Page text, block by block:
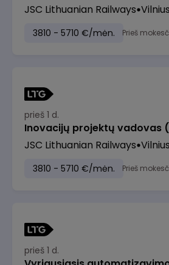
JSC Lithuanian Railways Vilnius
3810 - 5710 €/mėn. Prieš
prieš 1 d.
Inovacijų projektų vadovas
JSC Lithuanian Railways Vilnius
3810 - 5710 €/mėn. Prieš
prieš 1 d.